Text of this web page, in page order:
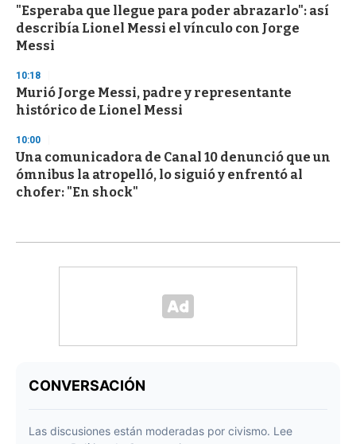
"Esperaba que llegue para poder abrazarlo": así
describía Lionel Messi el vínculo con Jorge
Messi
10:18
Murió Jorge Messi, padre y representante
histórico de Lionel Messi
10:00
Una comunicadora de Canal 10 denunció que un
ómnibus la atropelló, lo siguió y enfrentó al
chofer: "En shock"